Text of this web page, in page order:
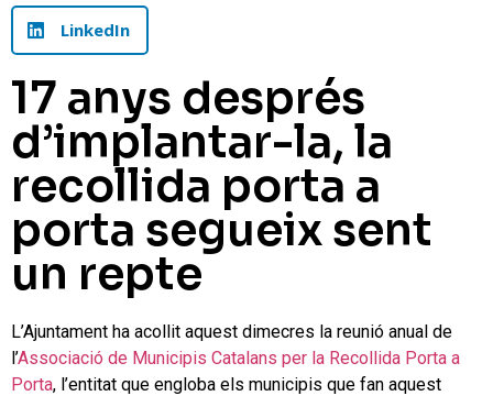
LinkedIn
17 anys després
d’implantar-la, la
recollida porta a
porta segueix sent
un repte
L’Ajuntament ha acollit aquest dimecres la reunió anual de
l’Associació de Municipis Catalans per la Recollida Porta a
Porta, l’entitat que engloba els municipis que fan aquest